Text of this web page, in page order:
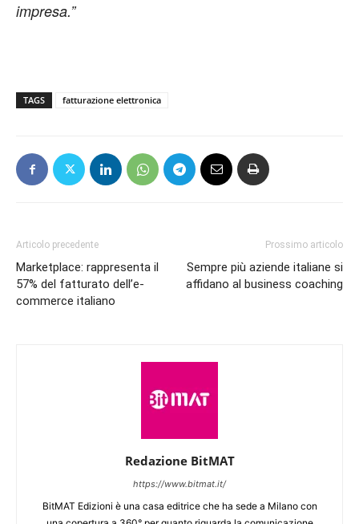
impresa.”
TAGS fatturazione elettronica
Articolo precedente
Marketplace: rappresenta il
57% del fatturato dell’e-
commerce italiano
Prossimo articolo
Sempre più aziende italiane si
affidano al business coaching
Redazione BitMAT
https://www.bitmat.it/
BitMAT Edizioni è una casa editrice che ha sede a Milano con